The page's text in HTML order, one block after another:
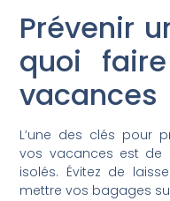
Prévenir
quoi
vacances
L’une des clés pour
vos vacances est de
isolés. Évitez de
mettre vos bagages